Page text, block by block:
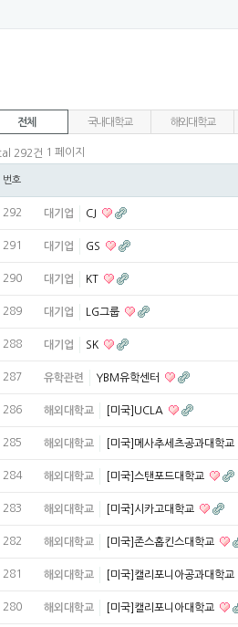
전체 국내대학교 해외대학교
292건 1 페이지
번호
292 대기업 CJ
291 대기업 GS
290 대기업 KT
289 대기업 LG그룹
288 대기업 SK
287 유학관련 YBM유학센터
286 해외대학교 [미국]UCLA
285 해외대학교 [미국]메사추세츠공과대학교
284 해외대학교 [미국]스탠포드대학교
283 해외대학교 [미국]시카고대학교
282 해외대학교 [미국]존스홉킨스대학교
281 해외대학교 [미국]캘리포니아공과대학교
280 해외대학교 [미국]캘리포니아대학교